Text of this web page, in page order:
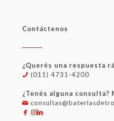
Contáctenos
¿Querés una respuesta
(011) 4731-4200
¿Tenés alguna consulta?